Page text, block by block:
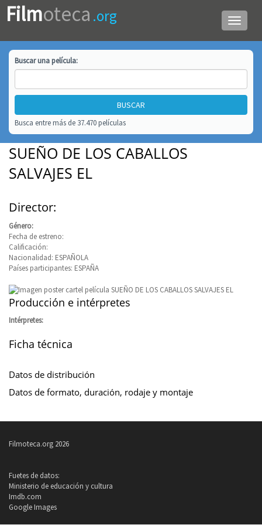
Menú
de
Filmoteca .org
Buscar unapelícula:
Busca entre más de 37.470 películas
SUEÑO DE LOS CABALLOS
SALVAJES EL
Director:
Género:
Fecha de estreno:
Calificación:
Nacionalidad: ESPAÑOLA
Países participantes: ESPAÑA
Producción e intérpretes
Intérpretes:
Ficha técnica
Datos de distribución
Datos de formato, duración, rodaje y montaje
Filmoteca.org 2026
Fuetes de datos:
Ministerio de educación y cultura
Imdb.com
Google Images